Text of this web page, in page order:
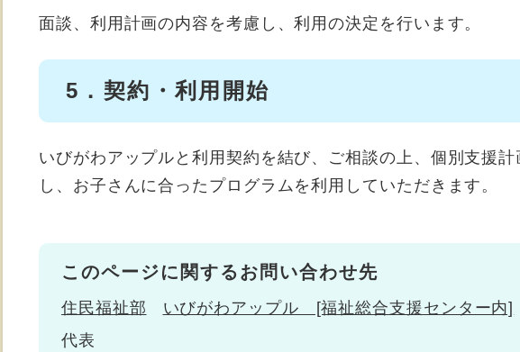
面談、利用計画の内容を考慮し、利用の決定を行います。
5．契約・利用開始
いびがわアップルと利用契約を結び、ご相談の上、個別支援
し、お子さんに合ったプログラムを利用していただきます。
このページに関するお問い合わせ先
住民福祉部
いびがわアップル [福祉総合支援センター内]
代表